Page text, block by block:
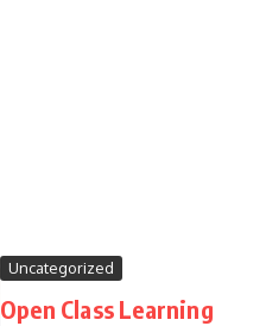
Uncategorized
Open Class Learning